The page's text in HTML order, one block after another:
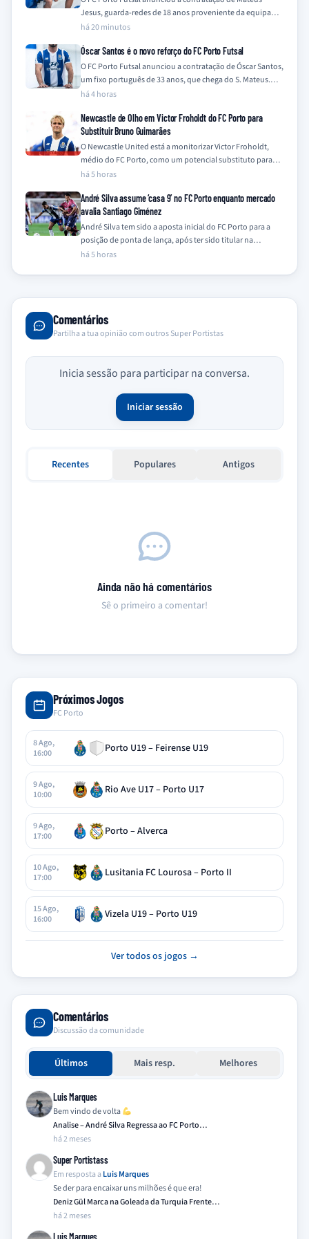
Jesus, guarda-redes de 18 anos proveniente da equipa
Sub-19 do clube, para a…
há 20 minutos
Óscar Santos é o novo reforço do FC Porto Futsal
O FC Porto Futsal anunciou a contratação de Óscar Santos,
um fixo português de 33 anos, que chega do S. Mateus.
O…
há 4 horas
Newcastle de Olho em Victor Froholdt do FC Porto para
Substituir Bruno Guimarães
O Newcastle United está a monitorizar Victor Froholdt,
médio do FC Porto, como um potencial substituto para
Bruno Guimarães, que se encontra…
há 5 horas
André Silva assume ‘casa 9’ no FC Porto enquanto mercado
avalia Santiago Giménez
André Silva tem sido a aposta inicial do FC Porto para a
posição de ponta de lança, após ter sido titular na…
há 5 horas
Comentários
Partilha a tua opinião com outros Super Portistas
Inicia sessão para participar na conversa.
Iniciar sessão
Recentes Populares Antigos
Ainda não há comentários
Sê o primeiro a comentar!
Próximos Jogos
FC Porto
8 Ago,
16:00
Porto U19 – Feirense U19
9 Ago,
10:00
Rio Ave U17 – Porto U17
9 Ago,
17:00
Porto – Alverca
10 Ago,
17:00
Lusitania FC Lourosa – Porto II
15 Ago,
16:00
Vizela U19 – Porto U19
Ver todos os jogos →
Comentários
Discussão da comunidade
Últimos Mais resp. Melhores
Luis Marques
Bem vindo de volta
Analise – André Silva Regressa ao FC Porto…
há 2 meses
Super Portistass
Em resposta a Luis Marques
Se der para encaixar uns milhões é que era!
Deniz Gül Marca na Goleada da Turquia Frente…
há 2 meses